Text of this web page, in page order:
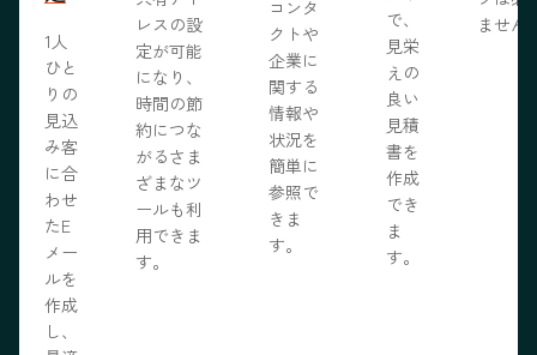
1人
ひと
りの
見込
み客
に合
わせ
たE
メー
ルを
作成
し、
レスの設
定が可能
になり、
時間の節
約につな
がるさま
ざまなツ
ールも利
用できま
す。
コンタ
クトや
企業に
関する
情報や
状況を
簡単に
参照で
きま
す。
で、
見栄
えの
良い
見積
書を
作成
でき
ま
す。
ません